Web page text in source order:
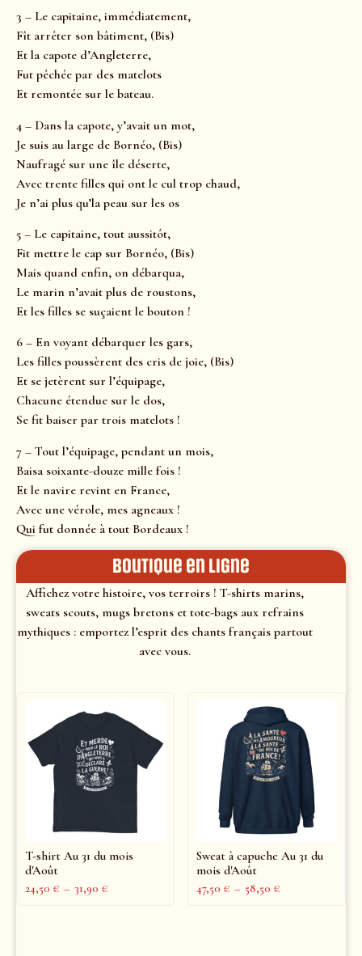
3 – Le capitaine, immédiatement,
Fît arrêter son bâtiment, (Bis)
Et la capote d’Angleterre,
Fut pêchée par des matelots
Et remontée sur le bateau.
4 – Dans la capote, y’avait un mot,
Je suis au large de Bornéo, (Bis)
Naufragé sur une île déserte,
Avec trente filles qui ont le cul trop chaud,
Je n’ai plus qu’la peau sur les os
5 – Le capitaine, tout aussitôt,
Fit mettre le cap sur Bornéo, (Bis)
Mais quand enfin, on débarqua,
Le marin n’avait plus de roustons,
Et les filles se suçaient le bouton !
6 – En voyant débarquer les gars,
Les filles poussèrent des cris de joie, (Bis)
Et se jetèrent sur l’équipage,
Chacune étendue sur le dos,
Se fit baiser par trois matelots !
7 – Tout l’équipage, pendant un mois,
Baisa soixante-douze mille fois !
Et le navire revint en France,
Avec une vérole, mes agneaux !
Qui fut donnée à tout Bordeaux !
Boutique en ligne
Affichez votre histoire, vos terroirs ! T-shirts marins,
sweats scouts, mugs bretons et tote-bags aux refrains
mythiques : emportez l’esprit des chants français partout
avec vous.
T-shirt Au 31 du mois
d'Août
24,50 € – 31,90 €
Sweat à capuche Au 31 du
mois d'Août
47,50 € – 58,50 €